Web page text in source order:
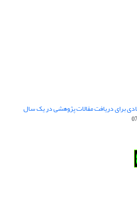
برای دریافت مقالات پژوهشی در یک سال